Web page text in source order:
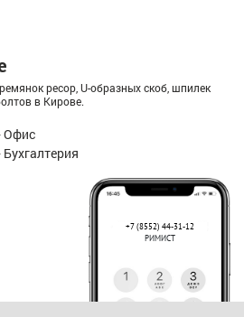
ресор, U-образных скоб, шпилек
в Кирове.
Офис
+7 (8552) 44-31-12
РИМИСТ